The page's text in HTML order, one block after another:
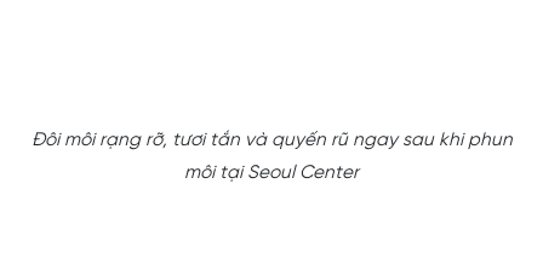
Đôi môi rạng rỡ, tươi tắn và quyến rũ ngay sau khi phun
môi tại Seoul Center